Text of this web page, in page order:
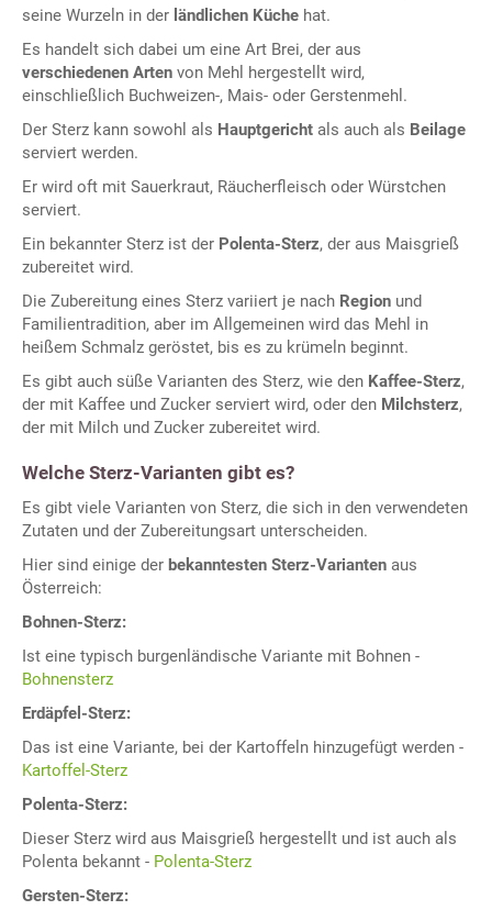
seine Wurzeln in der ländlichen Küche hat.
Es handelt sich dabei um eine Art Brei, der aus
verschiedenen Arten von Mehl hergestellt wird,
einschließlich Buchweizen-, Mais- oder Gerstenmehl.
Der Sterz kann sowohl als Hauptgericht als auch als Beilage
serviert werden.
Er wird oft mit Sauerkraut, Räucherfleisch oder Würstchen
serviert.
Ein bekannter Sterz ist der Polenta-Sterz, der aus Maisgrieß
zubereitet wird.
Die Zubereitung eines Sterz variiert je nach Region und
Familientradition, aber im Allgemeinen wird das Mehl in
heißem Schmalz geröstet, bis es zu krümeln beginnt.
Es gibt auch süße Varianten des Sterz, wie den Kaffee-Sterz,
der mit Kaffee und Zucker serviert wird, oder den Milchsterz,
der mit Milch und Zucker zubereitet wird.
Welche Sterz-Varianten gibt es?
Es gibt viele Varianten von Sterz, die sich in den verwendeten
Zutaten und der Zubereitungsart unterscheiden.
Hier sind einige der bekanntesten Sterz-Varianten aus
Österreich:
Bohnen-Sterz:
Ist eine typisch burgenländische Variante mit Bohnen -
Bohnensterz
Erdäpfel-Sterz:
Das ist eine Variante, bei der Kartoffeln hinzugefügt werden -
Kartoffel-Sterz
Polenta-Sterz:
Dieser Sterz wird aus Maisgrieß hergestellt und ist auch als
Polenta bekannt - Polenta-Sterz
Gersten-Sterz: